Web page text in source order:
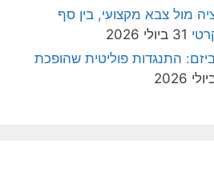
מול צבא מקצועי, בין סף
31 ביולי 2026
התנגדות פוליטית שהופכת